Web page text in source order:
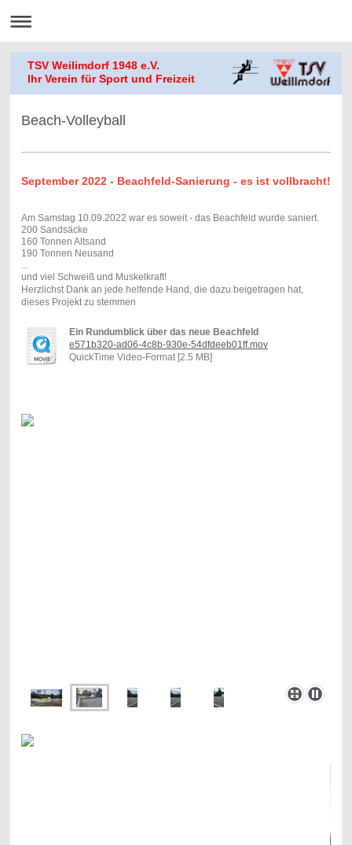
TSV Weilimdorf 1948 e.V.
Ihr Verein für Sport und Freizeit
Beach-Volleyball
September 2022 - Beachfeld-Sanierung - es ist vollbracht!
Am Samstag 10.09.2022 war es soweit - das Beachfeld wurde saniert.
200 Sandsäcke
160 Tonnen Altsand
190 Tonnen Neusand
...
und viel Schweiß und Muskelkraft!
Herzlichst Dank an jede helfende Hand, die dazu beigetragen hat,
dieses Projekt zu stemmen
Ein Rundumblick über das neue Beachfeld
e571b320-ad06-4c8b-930e-54dfdeeb01ff.mov
QuickTime Video-Format [2.5 MB]